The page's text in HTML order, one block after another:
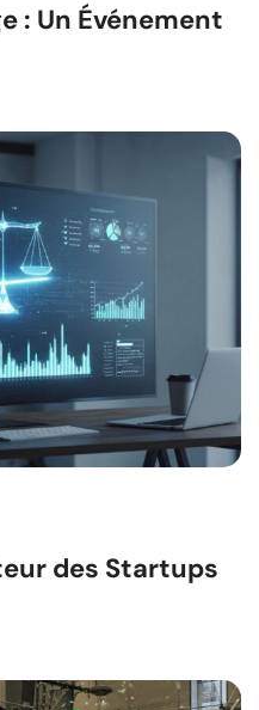
: Un Événement
des Startups